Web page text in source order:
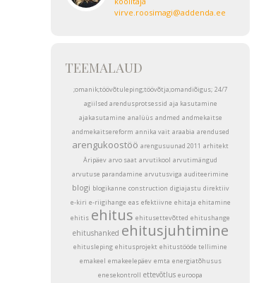
virve.roosimagi@addenda.ee
TEEMALAUD
;omanik;töövõtuleping;töövõtja;omandiõigus; 24/7
agiilsed arendusprotsessid aja kasutamine
ajakasutamine analüüs andmed andmekaitse
andmekaitsereform annika vait araabia arendused
arengukoostöö arengusuunad 2011 arhitekt
Äripäev arvo saat arvutikool arvutimängud
arvutuse parandamine arvutusviga auditeerimine
blogi blogikanne construction digiajastu direktiiv
e-kiri e-riigihange eas efektiivne ehitaja ehitamine
ehitis ehitus ehitusettevõtted ehitushange
ehitushanked ehitusjuhtimine
ehitusleping ehitusprojekt ehitustööde tellimine
emakeel emakeelepäev emta energiatõhusus
enesekontroll ettevõtlus euroopa